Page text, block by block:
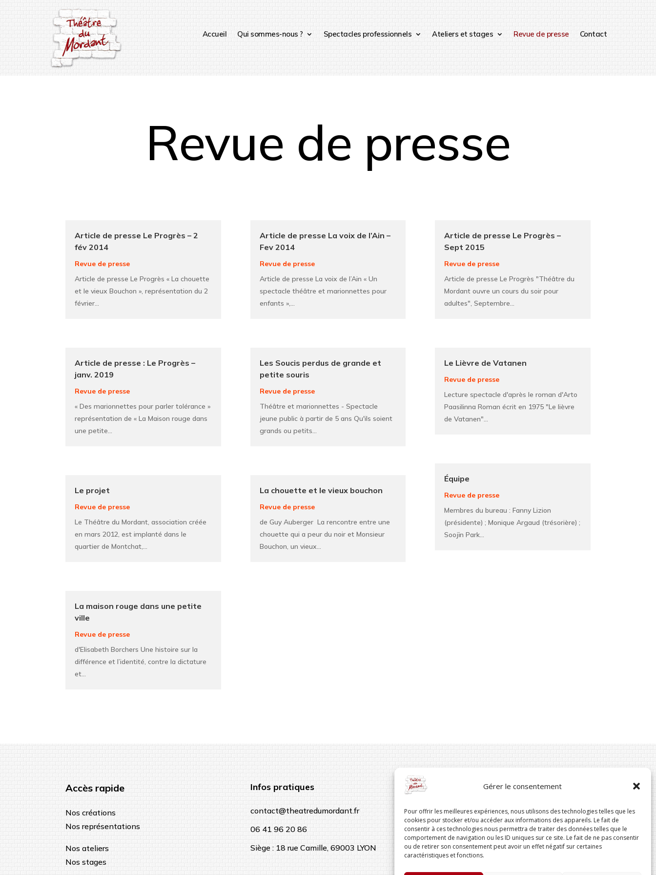
Gérer le consentement
Pour offrir les meilleures expériences, nous utilisons des technologies telles que les
cookies pour stocker et/ou accéder aux informations des appareils. Le fait de
consentir à ces technologies nous permettra de traiter des données telles que le
comportement de navigation ou les ID uniques sur ce site. Le fait de ne pas consentir
ou de retirer son consentement peut avoir un effet négatif sur certaines
caractéristiques et fonctions.
Accueil Qui sommes-nous ? Spectacles professionnels Ateliers et stages Revue de presse Contact
Revue de presse
Article de presse Le Progrès – 2
fév 2014
Revue de presse
Article de presse Le Progrès « La chouette
et le vieux Bouchon », représentation du 2
février...
Article de presse : Le Progrès –
janv. 2019
Revue de presse
« Des marionnettes pour parler tolérance »
représentation de « La Maison rouge dans
une petite...
Le projet
Revue de presse
Le Théâtre du Mordant, association créée
en mars 2012, est implanté dans le
quartier de Montchat,...
La maison rouge dans une petite
ville
Revue de presse
d'Elisabeth Borchers Une histoire sur la
différence et l’identité, contre la dictature
et...
Article de presse La voix de l’Ain –
Fev 2014
Revue de presse
Article de presse La voix de l’Ain « Un
spectacle théâtre et marionnettes pour
enfants »,...
Les Soucis perdus de grande et
petite souris
Revue de presse
Théâtre et marionnettes - Spectacle
jeune public à partir de 5 ans Qu'ils soient
grands ou petits...
La chouette et le vieux bouchon
Revue de presse
de Guy Auberger La rencontre entre une
chouette qui a peur du noir et Monsieur
Bouchon, un vieux...
Article de presse Le Progrès –
Sept 2015
Revue de presse
Article de presse Le Progrès "Théâtre du
Mordant ouvre un cours du soir pour
adultes", Septembre...
Le Lièvre de Vatanen
Revue de presse
Lecture spectacle d'après le roman d'Arto
Paasilinna Roman écrit en 1975 "Le lièvre
de Vatanen"...
Équipe
Revue de presse
Membres du bureau : Fanny Lizion
(présidente) ; Monique Argaud (trésorière) ;
Soojïn Park...
Accès rapide
Nos créations
Nos représentations
Nos ateliers
Nos stages
Infos pratiques
contact@theatredumordant.fr
06 41 96 20 86
Siège : 18 rue Camille, 69003 LYON
Suivez-nous